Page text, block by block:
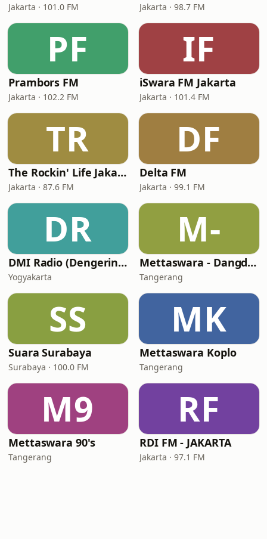
Jakarta · 101.0 FM Jakarta · 98.7 FM
PF
Prambors FM
Jakarta · 102.2 FM
IF
iSwara FM Jakarta
Jakarta · 101.4 FM
TR
The Rockin' Life Jakarta (TRL FM)
Jakarta · 87.6 FM
DF
Delta FM
Jakarta · 99.1 FM
DR
DMI Radio (Dengerin Musik Indonesia)
Yogyakarta
M-
Mettaswara - Dangdut
Tangerang
SS
Suara Surabaya
Surabaya · 100.0 FM
MK
Mettaswara Koplo
Tangerang
M9
Mettaswara 90's
Tangerang
RF
RDI FM - JAKARTA
Jakarta · 97.1 FM